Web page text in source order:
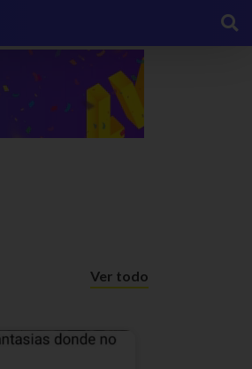
Ver todo